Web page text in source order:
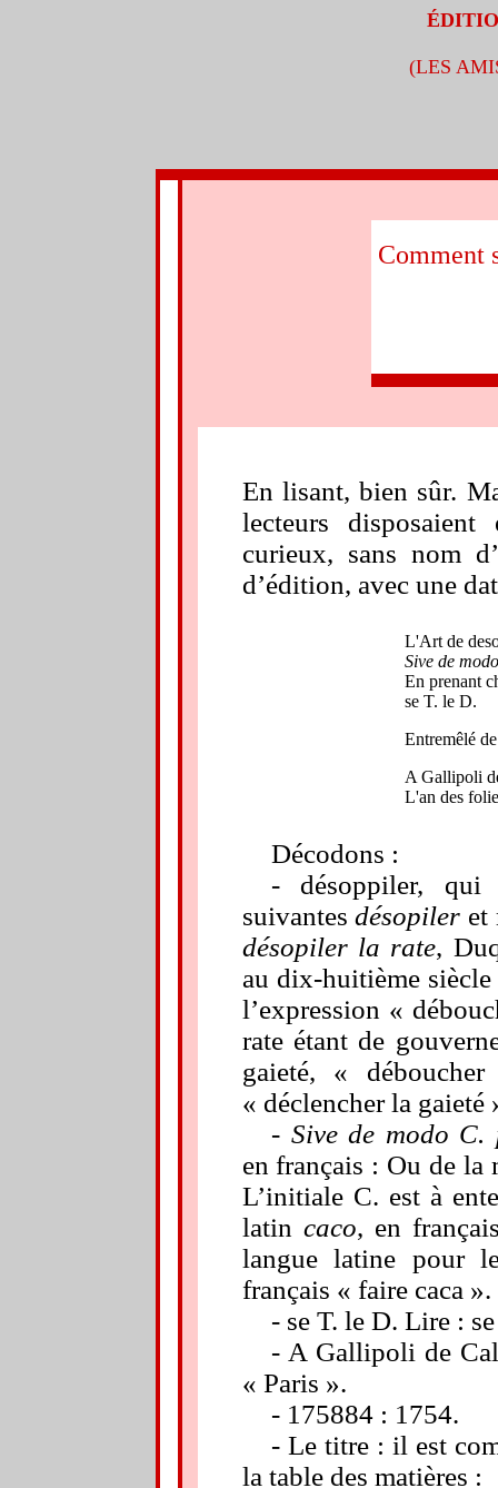
(LES
Comment
En lisant, bien sûr.
lecteurs
curieux, sans nom
d’édition, avec une
L'Art de
Sive de
En prenant
se T. le D.
Entremêlé
A Gallipoli
L'an des
Décodons :
- désoppiler, qui
suivantesdésopiler et
désopiler la rate,
au dix-huitième siècle
l’expression «
rate étant de
gaieté, «
« déclencher la gaieté
- Sive de modo C.
en français : Ou de la
L’initiale C. est à
latin caco, en
langue latine pour
français « faire caca ».
- se T. le D. Lire :
- A Gallipoli de
« Paris ».
- 175884 : 1754.
- Le titre : il est
la table des matières :